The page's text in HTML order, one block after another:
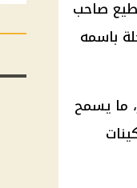
الموافق 1 يوليو 2026، ويستطيع صاحب
باسمه
ما يسمح